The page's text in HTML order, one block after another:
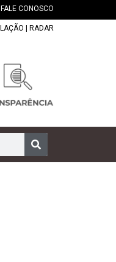
FALE CONOSCO
RADAR